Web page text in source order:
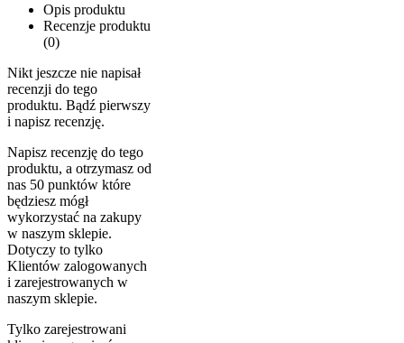
Opis produktu
Recenzje produktu
(0)
Nikt jeszcze nie napisał
recenzji do tego
produktu. Bądź pierwszy
i napisz recenzję.
Napisz recenzję do tego
produktu, a otrzymasz od
nas 50 punktów które
będziesz mógł
wykorzystać na zakupy
w naszym sklepie.
Dotyczy to tylko
Klientów zalogowanych
i zarejestrowanych w
naszym sklepie.
Tylko zarejestrowani